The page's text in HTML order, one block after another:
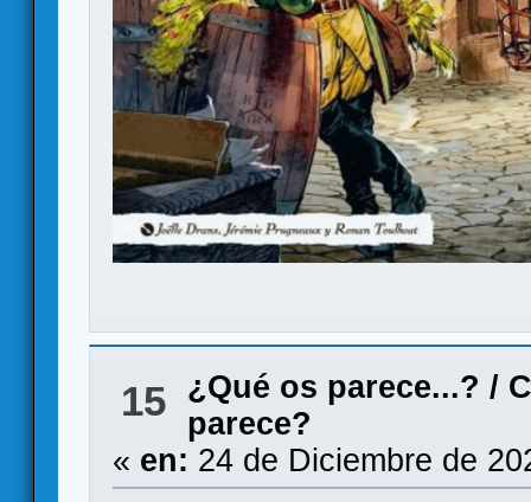
15 ¿Qué os parece...? /
parece?
« en: 24 de Diciembre de